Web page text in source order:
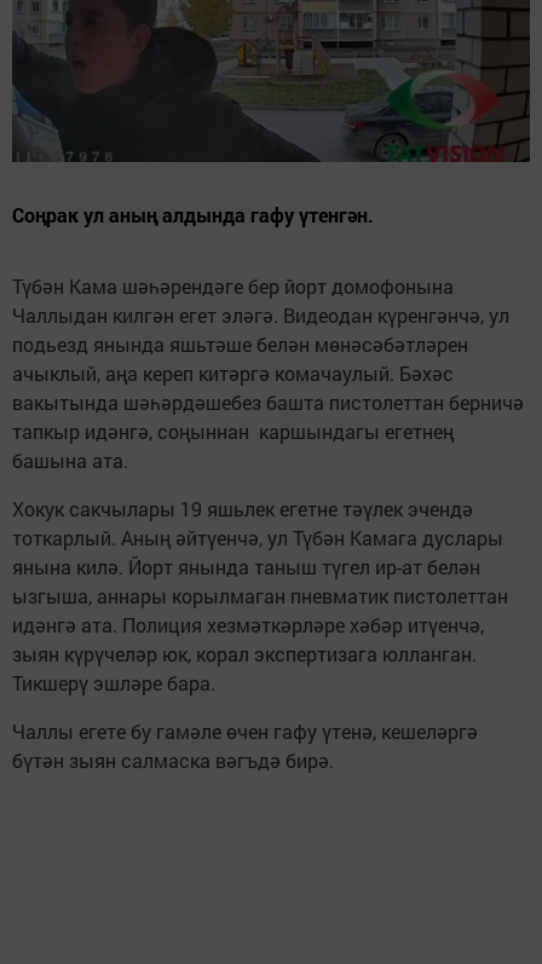
Соңрак ул аның алдында гафу үтенгән.
Түбән Кама шәһәрендәге бер йорт домофонына
Чаллыдан килгән егет эләгә. Видеодан күренгәнчә, ул
подьезд янында яшьтәше белән мөнәсәбәтләрен
ачыклый, аңа кереп китәргә комачаулый. Бәхәс
вакытында шәһәрдәшебез башта пистолеттан берничә
тапкыр идәнгә, соңыннан каршындагы егетнең
башына ата.
Хокук сакчылары 19 яшьлек егетне тәүлек эчендә
тоткарлый. Аның әйтүенчә, ул Түбән Камага дуслары
янына килә. Йорт янында таныш түгел ир-ат белән
ызгыша, аннары корылмаган пневматик пистолеттан
идәнгә ата. Полиция хезмәткәрләре хәбәр итүенчә,
зыян күрүчеләр юк, корал экспертизага юлланган.
Тикшерү эшләре бара.
Чаллы егете бу гамәле өчен гафу үтенә, кешеләргә
бүтән зыян салмаска вәгъдә бирә.